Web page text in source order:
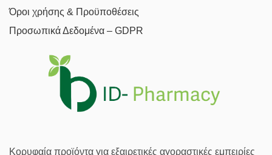
Όροι χρήσης & Προϋποθέσεις
Προσωπικά Δεδομένα – GDPR
Κορυφαία προϊόντα για εξαιρετικές αγοραστικές εμπειρίες